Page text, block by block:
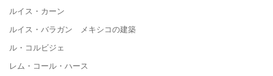
ルイス・カーン
ルイス・バラガン メキシコの建築
ル・コルビジェ
レム・コール・ハース